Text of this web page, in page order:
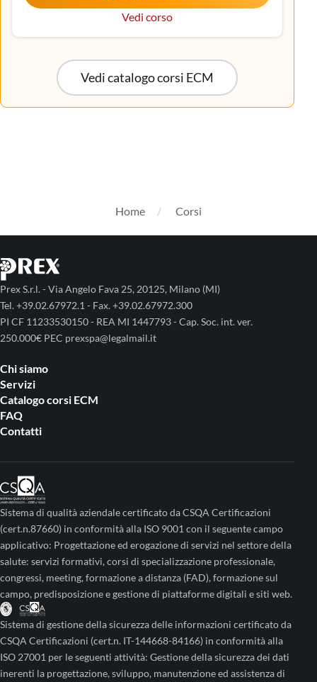
libera scelta), Tecnico sanitario di radiologia medica
Vedi corso
Vedi catalogo corsi ECM
Home Corsi
Prex S.r.l. - Via Angelo Fava 25, 20125, Milano (MI)
Tel. +39.02.67972.1 - Fax. +39.02.67972.300
PI CF 11233530150 - REA MI 1447793 - Cap. Soc. int. ver.
250.000€ PEC prexspa@legalmail.it
Chi siamo
Servizi
Catalogo corsi ECM
FAQ
Contatti
Sistema di qualità aziendale certificato da CSQA Certificazioni
(cert.n.87660) in conformità alla ISO 9001 con il seguente campo
applicativo: Progettazione ed erogazione di servizi nel settore della
salute: servizi formativi, corsi di specializzazione professionale,
congressi, meeting, formazione a distanza (FAD), formazione sul
campo, predisposizione e gestione di piattaforme digitali e siti web.
Sistema di gestione della sicurezza delle informazioni certificato da
CSQA Certificazioni (cert.n. IT-144668-84166) in conformità alla
ISO 27001 per le seguenti attività: Gestione della sicurezza dei dati
inerenti la progettazione, sviluppo, manutenzione ed assistenza di